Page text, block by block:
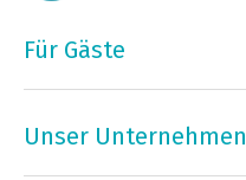
Für Gäste
Unser Unternehmen